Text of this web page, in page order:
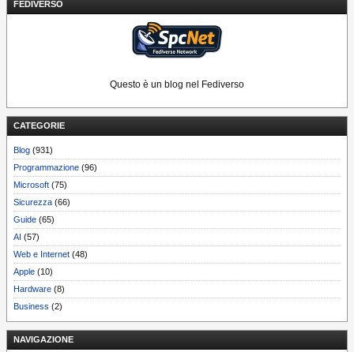
FEDIVERSO
Questo è un blog nel Fediverso
CATEGORIE
Blog (931)
Programmazione (96)
Microsoft (75)
Sicurezza (66)
Guide (65)
AI (57)
Web e Internet (48)
Apple (10)
Hardware (8)
Business (2)
NAVIGAZIONE